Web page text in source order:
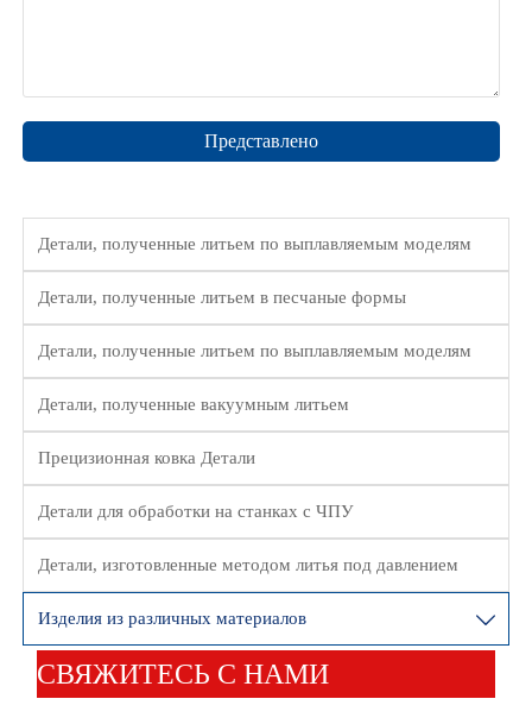
Представлено
Детали, полученные литьем по выплавляемым моделям
Детали, полученные литьем в песчаные формы
Детали, полученные литьем по выплавляемым моделям
Детали, полученные вакуумным литьем
Прецизионная ковка Детали
Детали для обработки на станках с ЧПУ
Детали, изготовленные методом литья под давлением
Изделия из различных материалов 
СВЯЖИТЕСЬ С НАМИ